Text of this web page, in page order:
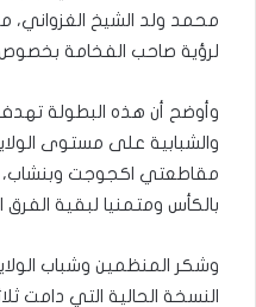
محمد ولد الشيخ الغزواني،
لرؤية صاحب الفخامة
وأوضح أن هذه البطولة
والشبابية على مستوى
مقاطعتي اكجوجت وبنشاب،
بالكأس ومتمنيا لبقية
وشكر المنظمين وشباب
النسخة الحالية التي دامت